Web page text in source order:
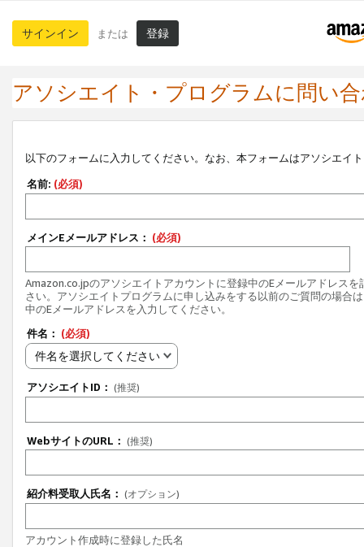
サインイン または 登録
アソシエイト・プログラムに問い
以下のフォームに入力してください。なお、本フォームはアソシエイ
名前: (必須)
メインEメールアドレス： (必須)
Amazon.co.jpのアソシエイトアカウントに登録中のEメールアドレスを
さい。アソシエイトプログラムに申し込みをする以前のご質問の場合
中のEメールアドレスを入力してください。
件名： (必須)
件名を選択してください
アソシエイトID： (推奨)
WebサイトのURL： (推奨)
紹介料受取人氏名： (オプション)
アカウント作成時に登録した氏名